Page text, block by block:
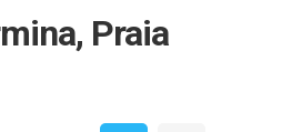
Praia